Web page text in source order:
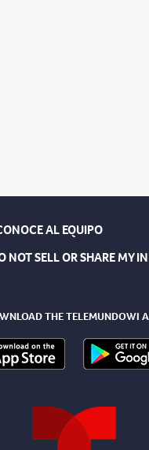
AL EQUIPO
NOT SELL OR SHARE MY
THE TELEMUNDOWI